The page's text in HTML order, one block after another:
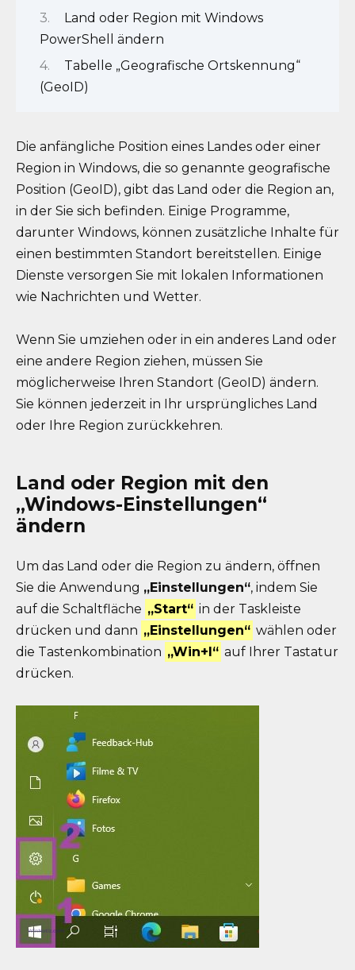
Land oder Region mit Windows
PowerShell ändern
Tabelle „Geografische Ortskennung“
(GeoID)
Die anfängliche Position eines Landes oder einer
Region in Windows, die so genannte geografische
Position (GeoID), gibt das Land oder die Region an,
in der Sie sich befinden. Einige Programme,
darunter Windows, können zusätzliche Inhalte für
einen bestimmten Standort bereitstellen. Einige
Dienste versorgen Sie mit lokalen Informationen
wie Nachrichten und Wetter.
Wenn Sie umziehen oder in ein anderes Land oder
eine andere Region ziehen, müssen Sie
möglicherweise Ihren Standort (GeoID) ändern.
Sie können jederzeit in Ihr ursprüngliches Land
oder Ihre Region zurückkehren.
Land oder Region mit den
„Windows-Einstellungen“
ändern
Um das Land oder die Region zu ändern, öffnen
Sie die Anwendung „Einstellungen“, indem Sie
auf die Schaltfläche „Start“ in der Taskleiste
drücken und dann „Einstellungen“ wählen oder
die Tastenkombination „Win+I“ auf Ihrer Tastatur
drücken.